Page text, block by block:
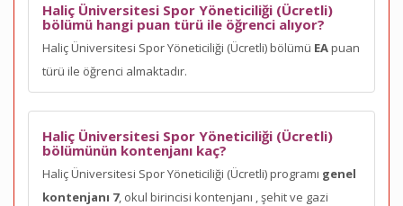
Haliç Üniversitesi Spor Yöneticiliği (Ücretli)
bölümü hangi puan türü ile öğrenci alıyor?
Haliç Üniversitesi Spor Yöneticiliği (Ücretli) bölümü EApuan
türü ile öğrenci almaktadır.
Haliç Üniversitesi Spor Yöneticiliği (Ücretli)
bölümünün kontenjanı kaç?
Haliç Üniversitesi Spor Yöneticiliği (Ücretli) programı genel
kontenjanı 7, okul birincisi kontenjanı , şehit ve gazi